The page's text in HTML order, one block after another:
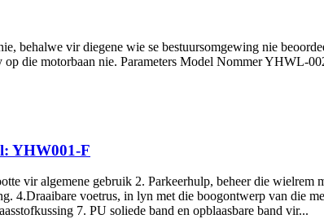
behalwe vir diegene wie se bestuursomgewing nie
die motorbaan nie. Parameters Model Nommer YHWL-
YHW001-F
vir algemene gebruik 2. Parkeerhulp, beheer die wielrem
4.Draaibare voetrus, in lyn met die boogontwerp van die
7. PU soliede band en opblaasbare band vir...